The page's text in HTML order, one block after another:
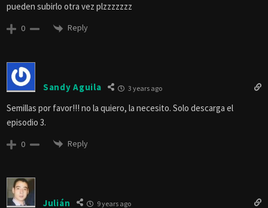
pueden subirlo otra vez plzzzzzzz
0 Reply
Sandy Aguila 3 years ago
Semillas por favor!!! no la quiero, la necesito. Solo descarga el
episodio 3.
0 Reply
Julián 9 years ago